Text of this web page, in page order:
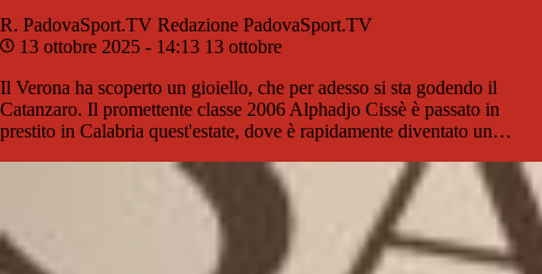
R. PadovaSport.TV Redazione PadovaSport.TV
13 ottobre 2025 - 14:13 13 ottobre
Il Verona ha scoperto un gioiello, che per adesso si sta godendo il
Catanzaro. Il promettente classe 2006 Alphadjo Cissè è passato in
prestito in Calabria quest'estate, dove è rapidamente diventato un…